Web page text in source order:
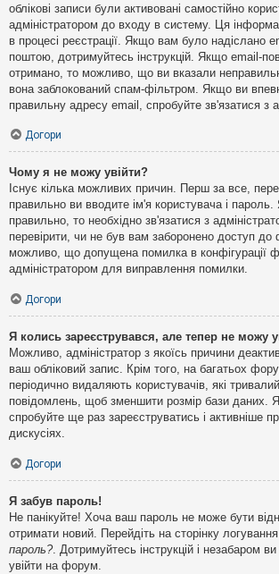
облікові записи були активовані самостійно
адміністратором до входу в систему. Ця
в процесі реєстрації. Якщо вам було надіслано
поштою, дотримуйтесь інструкцій. Якщо email-
отримано, то можливо, що ви вказали
вона заблокований спам-фільтром. Якщо ви
правильну адресу email, спробуйте зв'язатися з
Догори
Чому я не можу увійти?
Існує кілька можливих причин. Перш за все,
правильно ви вводите ім'я користувача і пароль.
правильно, то необхідно зв'язатися з
перевірити, чи не був вам заборонено доступ
можливо, що допущена помилка в конфігурації
адміністратором для виправлення помилки.
Догори
Я колись зареєструвався, але тепер не можу
Можливо, адміністратор з якоїсь причини
ваш обліковий запис. Крім того, на багатьох
періодично видаляють користувачів, які
повідомлень, щоб зменшити розмір бази даних.
спробуйте ще раз зареєструватись і активніше
дискусіях.
Догори
Я забув пароль!
Не панікуйте! Хоча ваш пароль не може бути
отримати новий. Перейдіть на сторінку логування
пароль?. Дотримуйтесь інструкцій і незабаром
увійти на форум.